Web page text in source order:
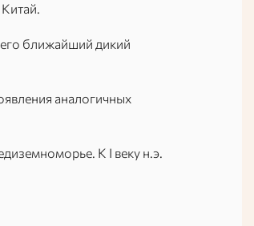
ближайший дикий
аналогичных
К I веку н.э.